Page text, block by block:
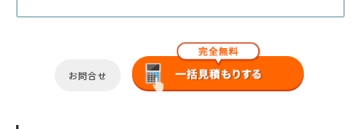
お問合せ